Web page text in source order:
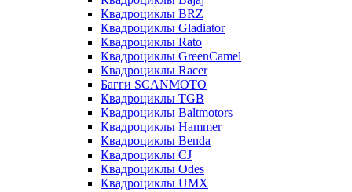
Квадроциклы BRZ
Квадроциклы Gladiator
Квадроциклы Rato
Квадроциклы GreenCamel
Квадроциклы Racer
Багги SCANMOTO
Квадроциклы TGB
Квадроциклы Baltmotors
Квадроциклы Hammer
Квадроциклы Benda
Квадроциклы CJ
Квадроциклы Odes
Квадроциклы UMX